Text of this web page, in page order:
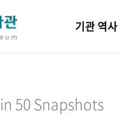
기관 역사
기관 변천사
50 Snapshots